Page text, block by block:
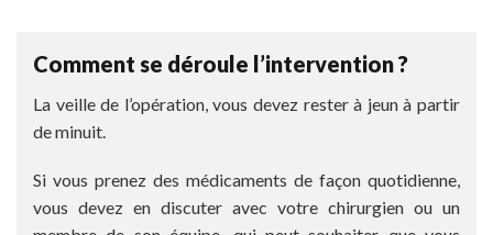
faire
Comment se déroule l’intervention ?
La veille de l’opération, vous devez rester à jeun à partir
de minuit.
Si vous prenez des médicaments de façon quotidienne,
vous devez en discuter avec votre chirurgien ou un